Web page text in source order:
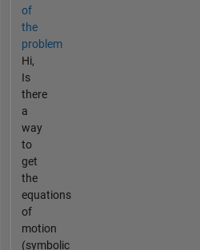
of
the
problem
Hi,
Is
there
a
way
to
get
the
equations
of
motion
(symbolic